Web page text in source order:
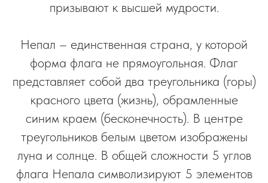
призывают к высшей мудрости.
Непал – единственная страна, у которой
форма флага не прямоугольная. Флаг
представляет собой два треугольника (горы)
красного цвета (жизнь), обрамленные
синим краем (бесконечность). В центре
треугольников белым цветом изображены
луна и солнце. В общей сложности 5 углов
флага Непала символизируют 5 элементов